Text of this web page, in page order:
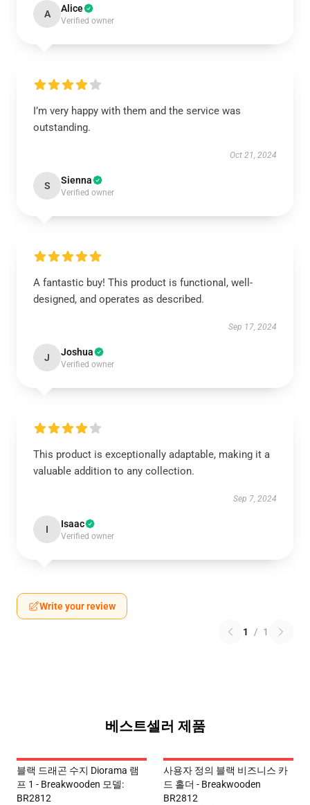
A Alice
Verified owner
I’m very happy with them and the service was
outstanding.
Oct 21, 2024
S Sienna
Verified owner
A fantastic buy! This product is functional, well-
designed, and operates as described.
Sep 17, 2024
J Joshua
Verified owner
This product is exceptionally adaptable, making it a
valuable addition to any collection.
Sep 7, 2024
I Isaac
Verified owner
Write your review
1 / 1
베스트셀러 제품
블랙 드래곤 수지 Diorama 램
프 1 - Breakwooden 모델:
BR2812
사용자 정의 블랙 비즈니스 카
드 홀더 - Breakwooden
BR2812